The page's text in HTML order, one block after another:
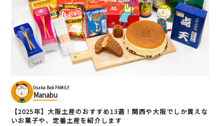
Osaka Bob FAMILY
Manabu
【2025年】大阪土産のおすすめ13選！関西や大阪でしか買えな
いお菓子や、定番土産を紹介します